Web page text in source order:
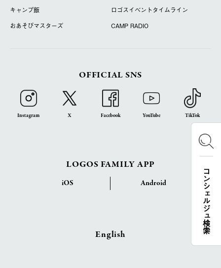
コンシェルジュ検索
キャンプ飯
ロゴスイベントタイムライン
おあそびマスターズ
CAMP RADIO
OFFICIAL SNS
Instagram X Facebook YouTube TikTok
LOGOS FAMILY APP
iOS Android
English